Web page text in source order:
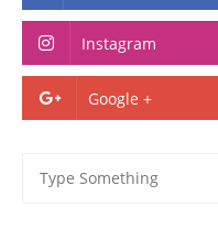
Instagram
Google +